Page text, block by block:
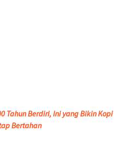
Tahun Berdiri, Ini yang Bikin Kopi
Bertahan